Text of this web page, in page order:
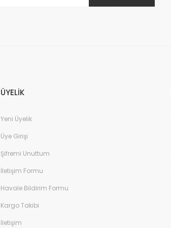
ÜYELİK
Yeni Üyelik
Üye Girişi
Şifremi Unuttum
İletişim Formu
Havale Bildirim Formu
Kargo Takibi
İletişim